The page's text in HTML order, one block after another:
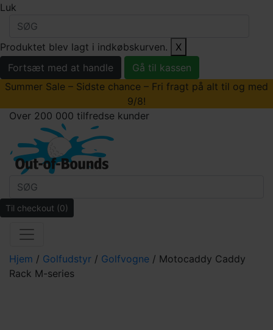
Luk
Produktet blev lagt i indkøbskurven.
X
Fortsæt med at handle
Gå til kassen
Summer Sale – Sidste chance – Fri fragt på alt til og med
9/8!
Over 200 000 tilfredse kunder
Til checkout (0)
Hjem / Golfudstyr / Golfvogne / Motocaddy Caddy
Rack M-series